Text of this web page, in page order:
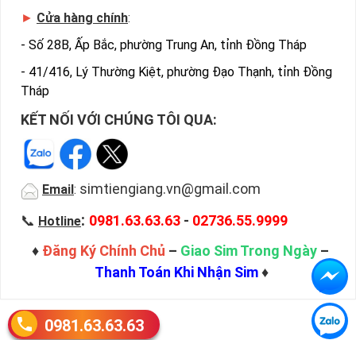
► Cửa hàng chính:
- Số 28B, Ấp Bắc, phường Trung An, tỉnh Đồng Tháp
- 41/416, Lý Thường Kiệt, phường Đạo Thạnh, tỉnh Đồng
Tháp
KẾT NỐI VỚI CHÚNG TÔI QUA:
Email : simtiengiang.vn@gmail.com
📞 Hotline: 0981.63.63.63 - 02736.55.9999
♦ Đăng Ký Chính Chủ – Giao Sim Trong Ngày –
Thanh Toán Khi Nhận Sim♦
0981.63.63.63